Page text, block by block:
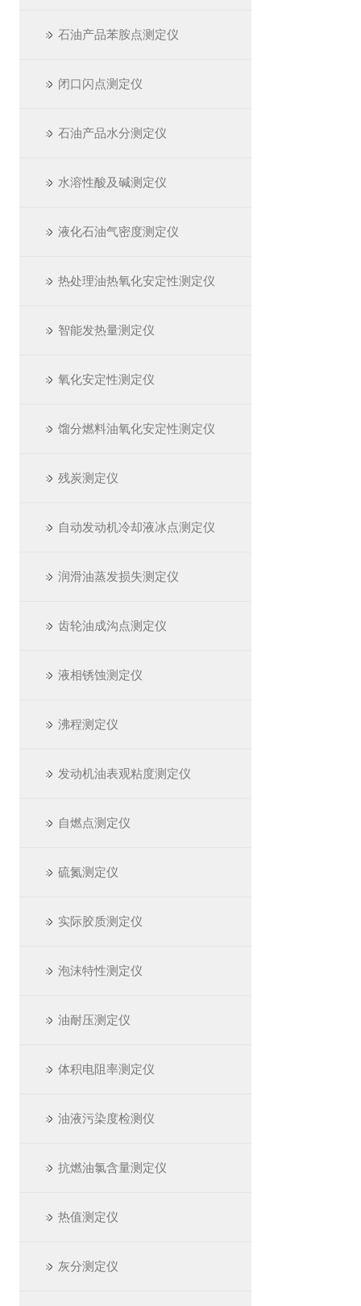
石油产品苯胺点测定仪
闭口闪点测定仪
石油产品水分测定仪
水溶性酸及碱测定仪
液化石油气密度测定仪
热处理油热氧化安定性测定仪
智能发热量测定仪
氧化安定性测定仪
馏分燃料油氧化安定性测定仪
残炭测定仪
自动发动机冷却液冰点测定仪
润滑油蒸发损失测定仪
齿轮油成沟点测定仪
液相锈蚀测定仪
沸程测定仪
发动机油表观粘度测定仪
自燃点测定仪
硫氮测定仪
实际胶质测定仪
泡沫特性测定仪
油耐压测定仪
体积电阻率测定仪
油液污染度检测仪
抗燃油氯含量测定仪
热值测定仪
灰分测定仪